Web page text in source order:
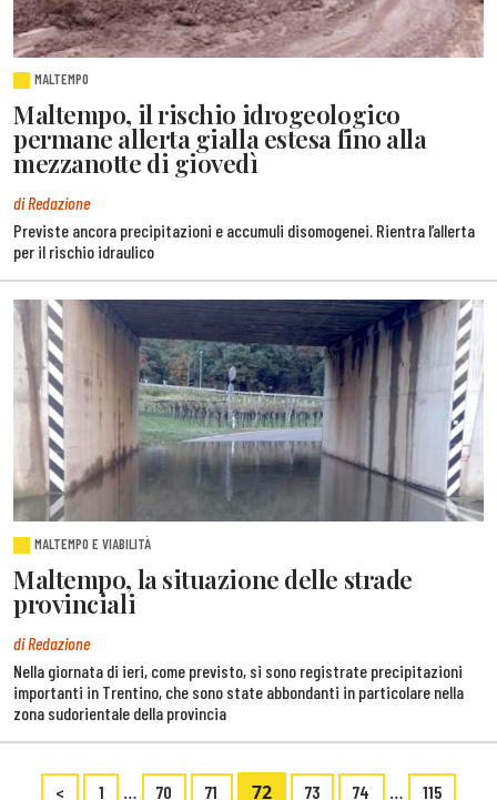
MALTEMPO
Maltempo, il rischio idrogeologico
permane allerta gialla estesa fino alla
mezzanotte di giovedì
di Redazione
Previste ancora precipitazioni e accumuli disomogenei. Rientra l’allerta
per il rischio idraulico
MALTEMPO E VIABILITÀ
Maltempo, la situazione delle strade
provinciali
di Redazione
Nella giornata di ieri, come previsto, si sono registrate precipitazioni
importanti in Trentino, che sono state abbondanti in particolare nella
zona sudorientale della provincia
< 1 … 70 71 72 73 74 …
115